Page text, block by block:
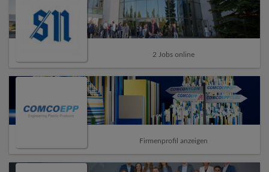
2 Jobs online
Firmenprofil anzeigen